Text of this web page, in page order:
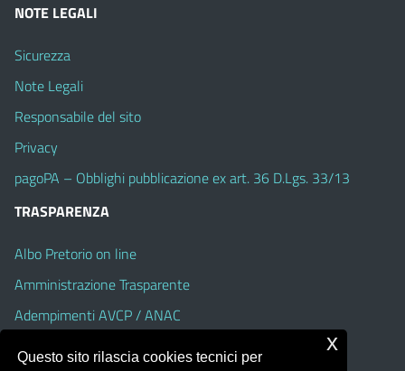
NOTE LEGALI
Sicurezza
Note Legali
Responsabile del sito
Privacy
pagoPA – Obblighi pubblicazione ex art. 36 D.Lgs. 33/13
TRASPARENZA
Albo Pretorio on line
Amministrazione Trasparente
Adempimenti AVCP / ANAC
Questo sito rilascia cookies tecnici per
x